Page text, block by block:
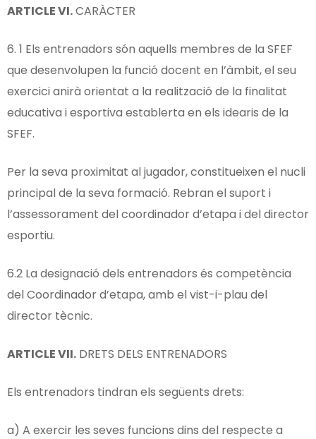
ARTICLEVI.CARÀCTER
6. 1 Els entrenadors són aquells membres de la SFEF
que desenvolupen la funció docent en l’àmbit, el seu
exercici anirà orientat a la realització de la finalitat
educativa i esportiva establerta en els idearis de la
SFEF.
Per la seva proximitat al jugador, constitueixen el nucli
principal de la seva formació. Rebran el suport i
l’assessorament del coordinador d’etapa i del director
esportiu.
6.2 La designació dels entrenadors és competència
del Coordinador d’etapa, amb el vist-i-plau del
director tècnic.
ARTICLEVII. DRETS DELS ENTRENADORS
Els entrenadors tindran els següents drets:
a) A exercir les seves funcions dins del respecte a